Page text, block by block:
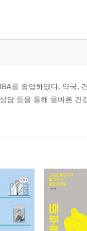
다
있습니다
를 졸업하였다. 약국,
담 등을 통해 올바른